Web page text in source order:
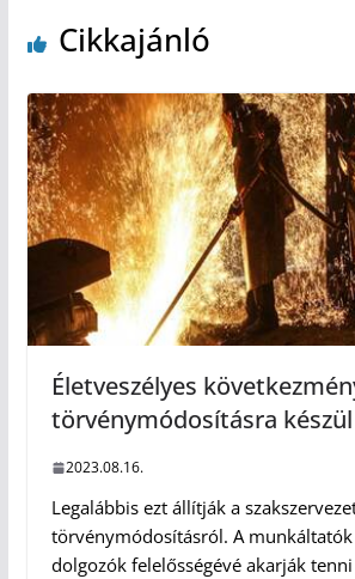
Cikkajánló
Életveszélyes
törvénymódosításra
2023.08.16.
Legalábbis ezt állítják a
törvénymódosításról. A
dolgozók felelősségévé akarják